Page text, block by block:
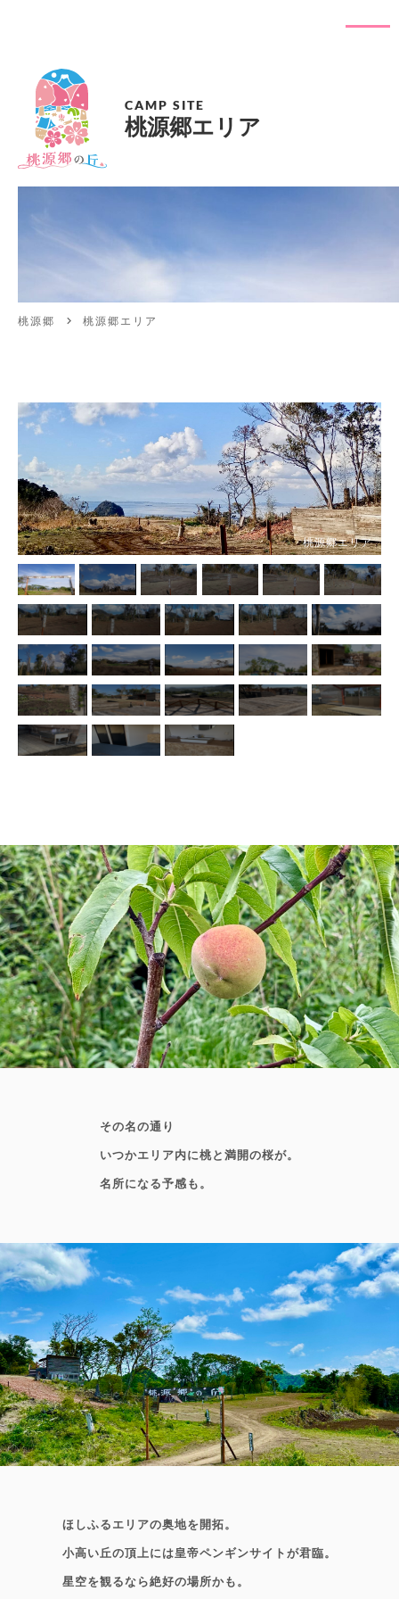
CAMP SITE
桃源郷エリア
桃源郷 桃源郷エリア
桃源郷エリア
その名の通り
いつかエリア内に桃と満開の桜が。
名所になる予感も。
ほしふるエリアの奥地を開拓。
小高い丘の頂上には皇帝ペンギンサイトが君臨。
星空を観るなら絶好の場所かも。
ご予約の4日前までのキャンセル
無料
ご予約の2～3日前までのキャンセル
サイト料50％
ご予約の前日のキャンセル
サイト料100％